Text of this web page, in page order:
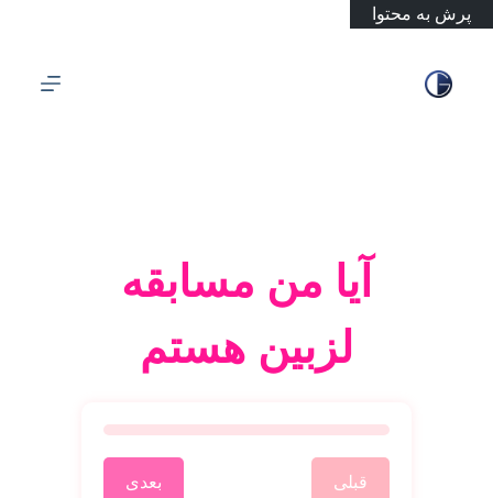
پرش به محتوا
آیا من مسابقه
لزبین هستم
قبلی بعدی